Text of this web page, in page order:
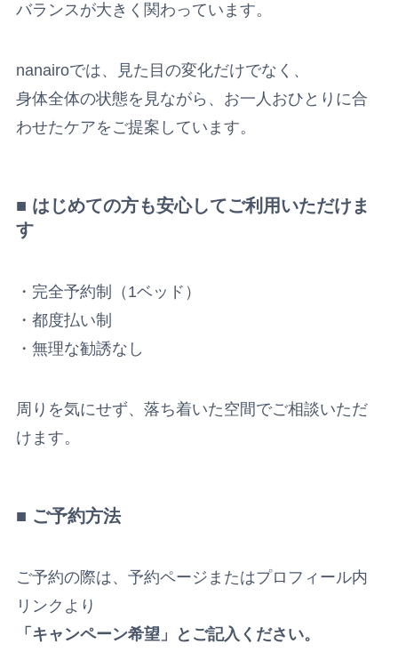
バランスが大きく関わっています。
nanairoでは、見た目の変化だけでなく、
身体全体の状態を見ながら、お一人おひとりに合
わせたケアをご提案しています。
■ はじめての方も安心してご利用いただけま
す
・完全予約制（1ベッド）
・都度払い制
・無理な勧誘なし
周りを気にせず、落ち着いた空間でご相談いただ
けます。
■ ご予約方法
ご予約の際は、予約ページまたはプロフィール内
リンクより
「キャンペーン希望」とご記入ください。